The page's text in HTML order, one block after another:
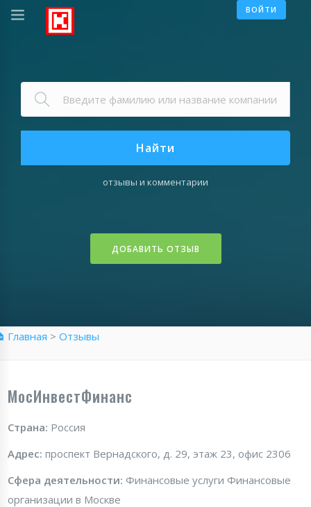
ВОЙТИ
Найти
отзывы и комментарии
ДОБАВИТЬ ОТЗЫВ
Главная > Отзывы
МосИнвестФинанс
Страна: Россия
Адрес: проспект Вернадского, д. 29, этаж 23, офис 2306
Сфера деятельности: Финансовые услуги Финансовые
организации в Москве